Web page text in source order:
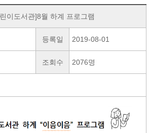
이도서관]8월 하계 프로그램
등록일 2019-08-01
조회수 2076명